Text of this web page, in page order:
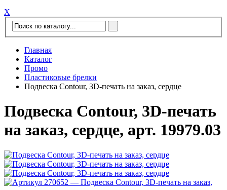
Х
Главная
Каталог
Промо
Пластиковые брелки
Подвеска Contour, 3D-печать на заказ, сердце
Подвеска Contour, 3D-печать
на заказ, сердце, арт. 19979.03